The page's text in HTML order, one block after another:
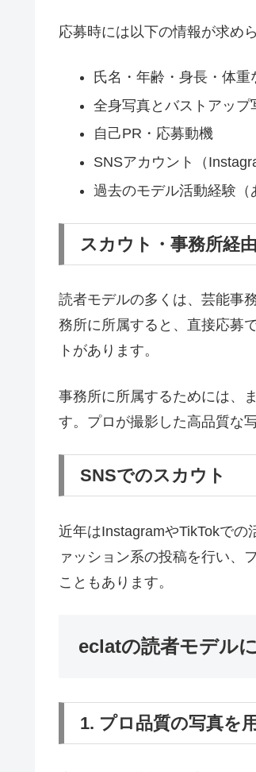
応募時には以下の情報が求め
氏名・年齢・身長・体重
全身写真とバストアップ
自己PR・応募動機
SNSアカウント（
過去のモデル活動経験（
スカウト・事務所経由
読者モデルの多くは、芸能事
務所に所属すると、直接応募
トがあります。
事務所に所属するためには、
す。プロが撮影した高品質な
SNSでのスカウト
近年はInstagramやTikTokで
ァッション系の投稿を行い、
こともあります。
eclatの読者モデル
1. プロ品質の写真を